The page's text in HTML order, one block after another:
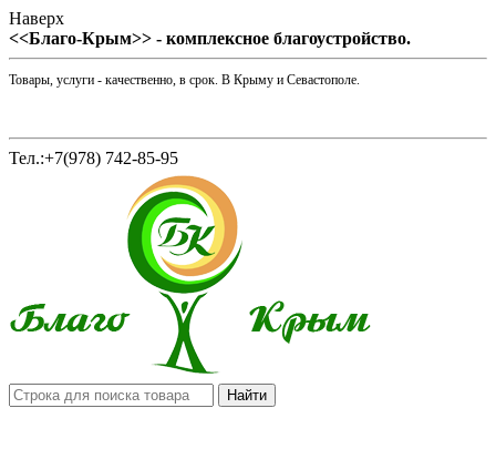
Наверх
<<Благо-Крым>> - комплексное благоустройство.
Товары, услуги - качественно, в срок. В Крыму и Севастополе.
Тел.:+7(978) 742-85-95